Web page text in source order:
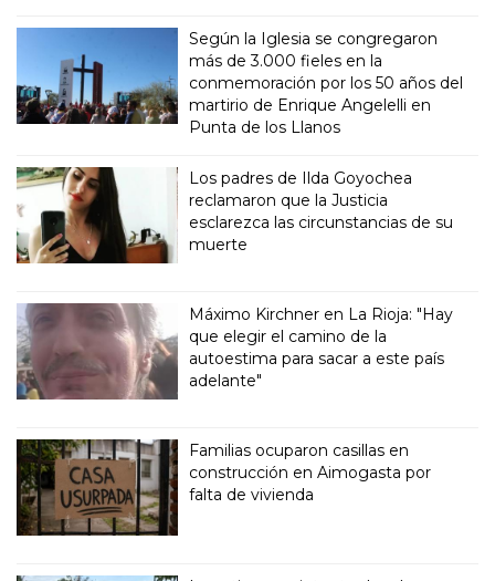
Según la Iglesia se congregaron
más de 3.000 fieles en la
conmemoración por los 50 años del
martirio de Enrique Angelelli en
Punta de los Llanos
Los padres de Ilda Goyochea
reclamaron que la Justicia
esclarezca las circunstancias de su
muerte
Máximo Kirchner en La Rioja: "Hay
que elegir el camino de la
autoestima para sacar a este país
adelante"
Familias ocuparon casillas en
construcción en Aimogasta por
falta de vivienda